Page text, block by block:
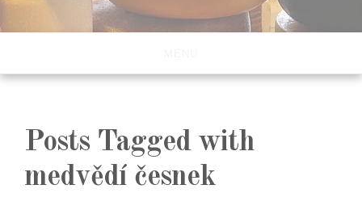
Posts Tagged with
medvědí česnek